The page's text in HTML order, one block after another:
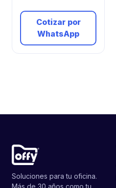
Cotizar por
WhatsApp
Soluciones para tu oficina.
Más de 30 años como tu